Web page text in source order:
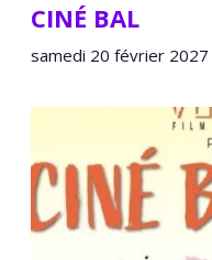
CINÉ BAL
samedi 20 février